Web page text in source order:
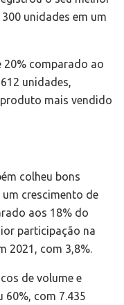
unidades em um
20% comparado ao
unidades,
mais vendido
colheu bons
crescimento de
aos 18% do
participação na
2021, com 3,8%.
de volume e
60%, com 7.435